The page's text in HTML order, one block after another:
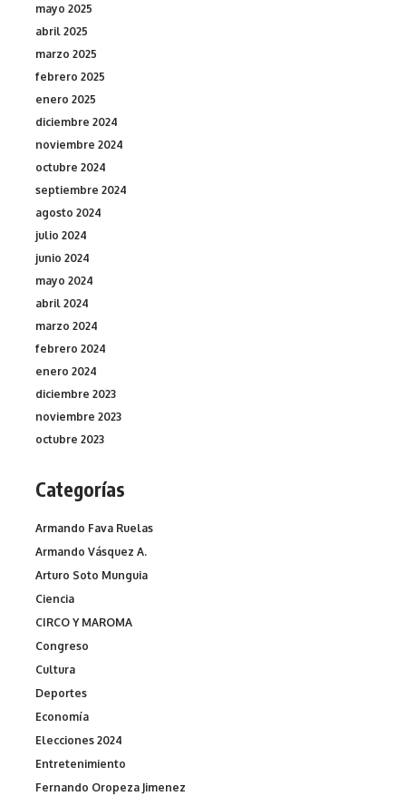
mayo 2025
abril 2025
marzo 2025
febrero 2025
enero 2025
diciembre 2024
noviembre 2024
octubre 2024
septiembre 2024
agosto 2024
julio 2024
junio 2024
mayo 2024
abril 2024
marzo 2024
febrero 2024
enero 2024
diciembre 2023
noviembre 2023
octubre 2023
Categorías
Armando Fava Ruelas
Armando Vásquez A.
Arturo Soto Munguia
Ciencia
CIRCO Y MAROMA
Congreso
Cultura
Deportes
Economía
Elecciones 2024
Entretenimiento
Fernando Oropeza Jimenez